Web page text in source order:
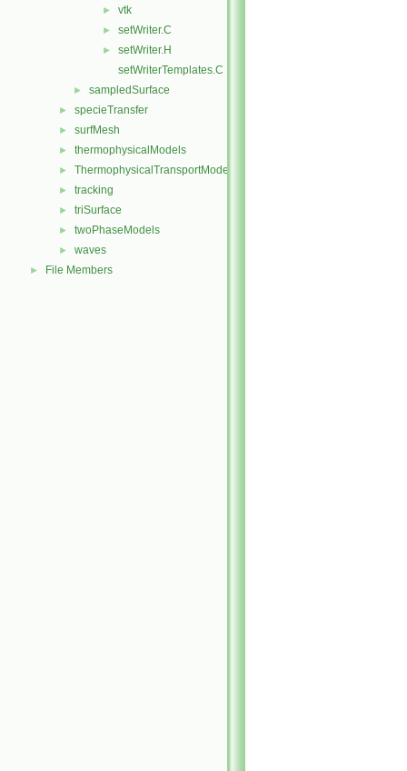
► vtk
► setWriter.C
►
setWriter.H
setWriterTemplates.C
► sampledSurface
► specieTransfer
► surfMesh
► thermophysicalModels
► ThermophysicalTransportModels
► tracking
► triSurface
► twoPhaseModels
► waves
► File Members